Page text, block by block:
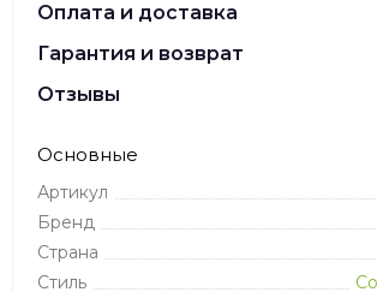
Оплата и доставка
Гарантия и возврат
Отзывы
Основные
Артикул
Бренд
Страна
Стиль